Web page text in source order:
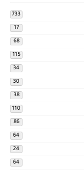
733
17
68
115
34
30
38
110
86
64
24
64